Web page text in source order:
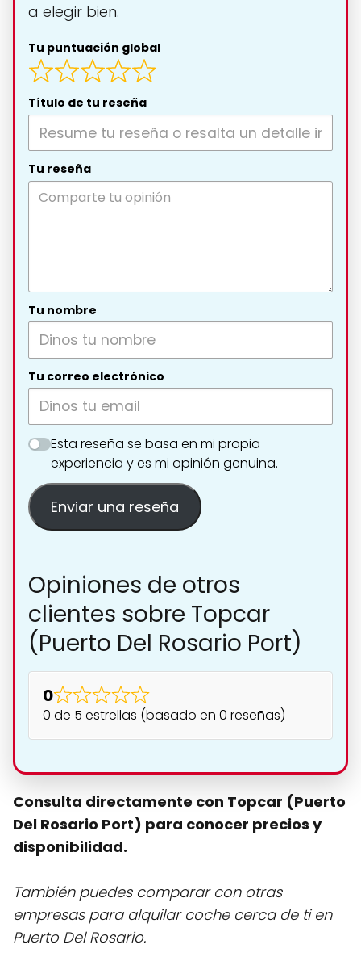
a elegir bien.
Tu puntuación global
Título de tu reseña
Tu reseña
Tu nombre
Tu correo electrónico
Esta reseña se basa en mi propia
experiencia y es mi opinión genuina.
Enviar una reseña
Opiniones de otros
clientes sobre Topcar
(Puerto Del Rosario Port)
0
0 de 5 estrellas (basado en 0 reseñas)
Consulta directamente con Topcar (Puerto
Del Rosario Port) para conocer precios y
disponibilidad.
También puedes comparar con otras
empresas para alquilar coche cerca de ti en
Puerto Del Rosario.